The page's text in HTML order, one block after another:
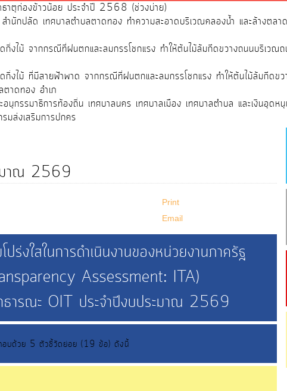
ธาตุก่องข้าวน้อย ประจำปี 2568 (ช่วงบ่าย)
นักปลัด เทศบาลตำบลตาดทอง ทำความสะอาดบริเวณคลองน้ำ และล้างตลา
งไม้ จากกรณีที่ฝนตกและลมกรรโชกแรง ทำให้ต้นไม้ล้มกีดขวางถนนบริเวณ
งไม้ ที่มีสายฟ้าพาด จากกรณีที่ฝนตกและลมกรรโชกแรง ทำให้ต้นไม้ล้มกีดขว
าดทอง อำเภ
นุกรรมาธิการท้องถิ่น เทศบาลนคร เทศบาลเมือง เทศบาลตำบล และเงินอุดห
มส่งเสริมการปกคร
มาณ 2569
Print
Email
ร่งใสในการดำเนินงานของหน่วยงานภาครัฐ
Assessment: ITA)
ธารณะ OIT ประจำปีงบประมาณ 2569
อบด้วย 5 ตัวชี้วัดย่อย (19 ข้อ) ดังนี้